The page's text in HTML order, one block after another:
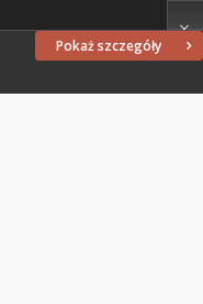
Pokaż szczegóły